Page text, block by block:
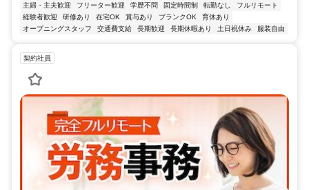
主婦・主夫歓迎 フリーター歓迎 学歴不問 固定時間制 転勤なし
フルリモート
経験者歓迎
研修あり 在宅OK 賞与あり ブランクOK
育休あり
オープニングスタッフ
交通費支給 長期歓迎 長期休暇あり 土日祝休み 服装自由
契約社員